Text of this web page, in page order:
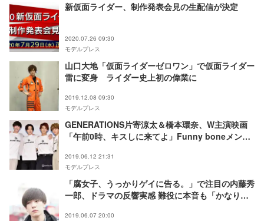
新仮面ライダー、制作発表会見の生配信が決定
2020.07.26 09:30
モデルプレス
山口大地「仮面ライダーゼロワン」で仮面ライダー
雷に変身 ライダー史上初の偉業に
2019.12.08 09:30
モデルプレス
GENERATIONS片寄涼太＆橋本環奈、W主演映画
「午前0時、キスしに来てよ」Funny boneメンバ
2019.06.12 21:31
モデルプレス
「腐女子、うっかりゲイに告る。」で注目の内藤秀
一郎、ドラマの反響実感 難役に本音も「かなりき
2019.06.07 20:00